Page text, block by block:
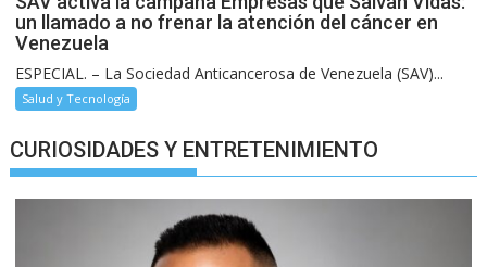
un llamado a no frenar la atención del cáncer en
Venezuela
ESPECIAL. – La Sociedad Anticancerosa de Venezuela (SAV)...
Salud y Tecnología
CURIOSIDADES Y ENTRETENIMIENTO